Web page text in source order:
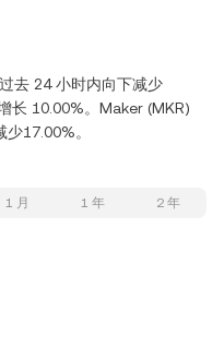
去 24 小时内向下减少
长 10.00%。Maker (MKR)
17.00%。
1 月 1 年 2 年